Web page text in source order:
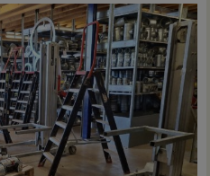
kunstgras
weg
in
Hardenberg
en
Sibculo